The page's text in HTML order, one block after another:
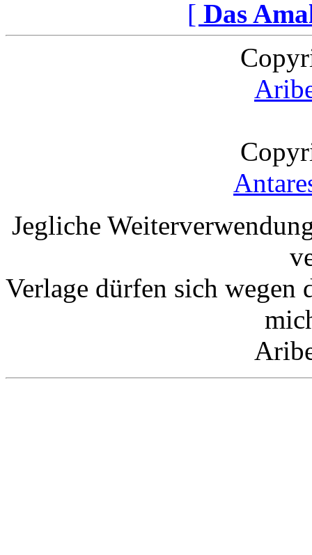
[ Das
Jegliche
Verlage dürfen sich wegen